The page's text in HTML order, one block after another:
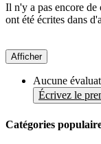
Il n'y a pas encore de
ont été écrites dans
Afficher
Aucune
Écrivez le
Catégories